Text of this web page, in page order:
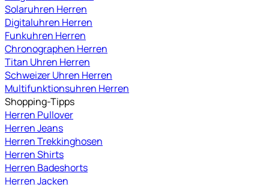
Solaruhren Herren
Digitaluhren Herren
Funkuhren Herren
Chronographen Herren
Titan Uhren Herren
Schweizer Uhren Herren
Multifunktionsuhren Herren
Shopping-Tipps
Herren Pullover
Herren Jeans
Herren Trekkinghosen
Herren Shirts
Herren Badeshorts
Herren Jacken